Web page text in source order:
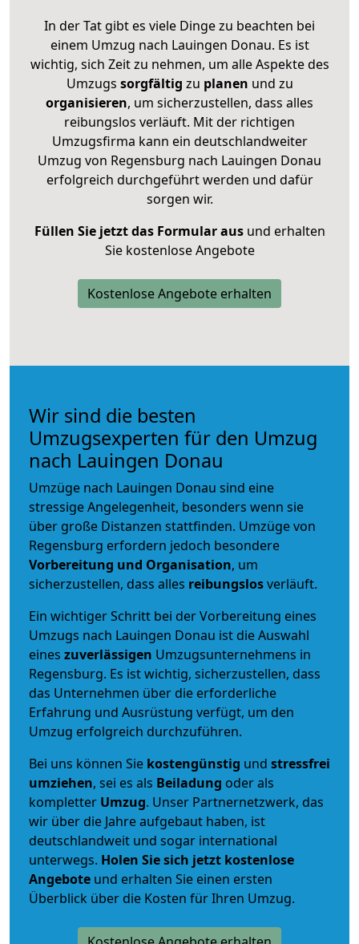
In der Tat gibt es viele Dinge zu beachten bei
einem Umzug nach Lauingen Donau. Es ist
wichtig, sich Zeit zu nehmen, um alle Aspekte des
Umzugs sorgfältig zu planen und zu
organisieren, um sicherzustellen, dass alles
reibungslos verläuft. Mit der richtigen
Umzugsfirma kann ein deutschlandweiter
Umzug von Regensburg nach Lauingen Donau
erfolgreich durchgeführt werden und dafür
sorgen wir.
Füllen Sie jetzt das Formular ausund erhalten
Sie kostenlose Angebote
Kostenlose Angebote erhalten
Wir sind die besten
Umzugsexperten für den Umzug
nach Lauingen Donau
Umzüge nach Lauingen Donau sind eine
stressige Angelegenheit, besonders wenn sie
über große Distanzen stattfinden. Umzüge von
Regensburg erfordern jedoch besondere
Vorbereitung und Organisation, um
sicherzustellen, dass alles reibungslosverläuft.
Ein wichtiger Schritt bei der Vorbereitung eines
Umzugs nach Lauingen Donau ist die Auswahl
eines zuverlässigen Umzugsunternehmens in
Regensburg. Es ist wichtig, sicherzustellen, dass
das Unternehmen über die erforderliche
Erfahrung und Ausrüstung verfügt, um den
Umzug erfolgreich durchzuführen.
Bei uns können Sie kostengünstig und stressfrei
umziehen, sei es als Beiladung oder als
kompletter Umzug. Unser Partnernetzwerk, das
wir über die Jahre aufgebaut haben, ist
deutschlandweit und sogar international
unterwegs. Holen Sie sich jetzt kostenlose
Angebote und erhalten Sie einen ersten
Überblick über die Kosten für Ihren Umzug.